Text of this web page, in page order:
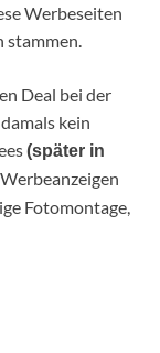
Werbeseiten
stammen.
Deal bei der
kein
(später in
Fotomontage,